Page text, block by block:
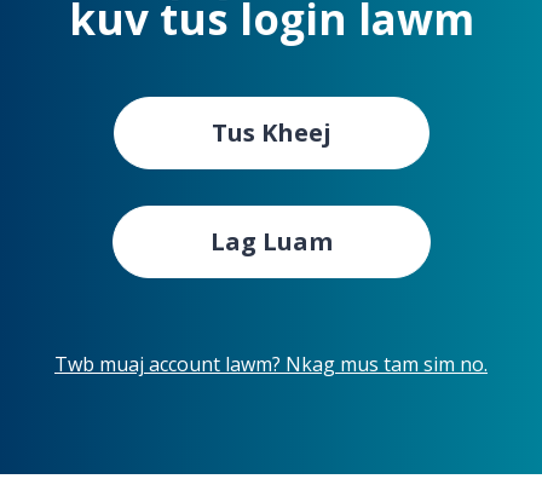
kuv tus login lawm
Tus Kheej
Lag Luam
Twb muaj account lawm? Nkag mus tam sim no.